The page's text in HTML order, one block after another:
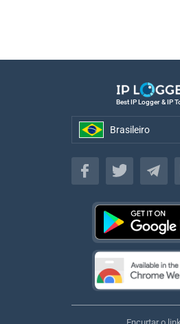
Best IP Logger & IP
Brasileiro
Brasileiro